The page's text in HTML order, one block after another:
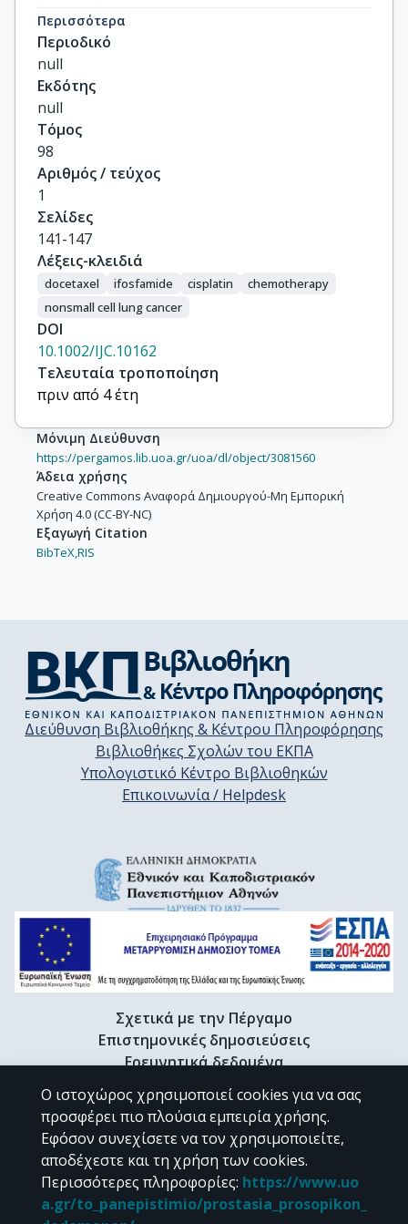
Rokana, S
Kalofonos, HP
Περισσότερα
Περιοδικό
null
Εκδότης
null
Τόμος
98
Αριθμός / τεύχος
1
Σελίδες
141-147
Λέξεις-κλειδιά
docetaxel ifosfamide cisplatin
chemotherapy
nonsmall cell lung cancer
DOI
10.1002/IJC.10162
Τελευταία τροποποίηση
πριν από 4 έτη
Μόνιμη Διεύθυνση
https://pergamos.lib.uoa.gr/uoa/dl/object/3081560
Άδεια χρήσης
Creative Commons Αναφορά Δημιουργού-Μη Εμπορική
Χρήση 4.0 (CC-BY-NC)
Εξαγωγή Citation
BibTeX,RIS
Διεύθυνση Βιβλιοθήκης & Κέντρου Πληροφόρησης
Βιβλιοθήκες Σχολών του ΕΚΠΑ
Υπολογιστικό Κέντρο Βιβλιοθηκών
Επικοινωνία / Helpdesk
Σχετικά με την Πέργαμο
Επιστημονικές δημοσιεύσεις
Ερευνητικά δεδομένα
Διδακτορικές διατριβές & Γκρίζα βιβλιογραφία
Προφίλ Ερευνητή
CC BY-NC 4.0
Εκτός αν αναφέρεται διαφορετικά, το υλικό της "Περγάμου" διατίθεται
Ο ιστοχώρος χρησιμοποιεί cookies για να σας
προσφέρει πιο πλούσια εμπειρία χρήσης.
Εφόσον συνεχίσετε να τον χρησιμοποιείτε,
αποδέχεστε και τη χρήση των cookies.
Περισσότερες πληροφορίες: https://www.uo
a.gr/to_panepistimio/prostasia_prosopikon_